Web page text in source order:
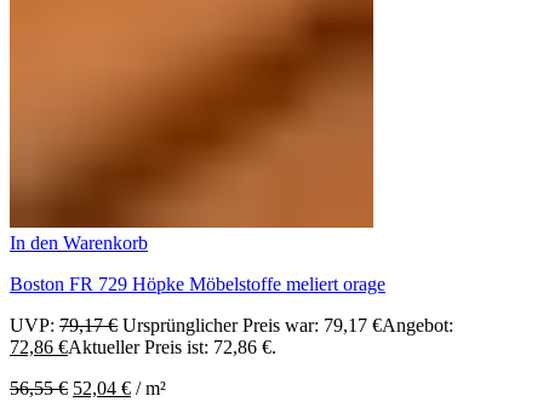
In den Warenkorb
Boston FR 729 Höpke Möbelstoffe meliert orage
UVP: 79,17€ Ursprünglicher Preis war: 79,17 €Angebot:
72,86 €Aktueller Preis ist: 72,86 €.
56,55€ 52,04 € /m²